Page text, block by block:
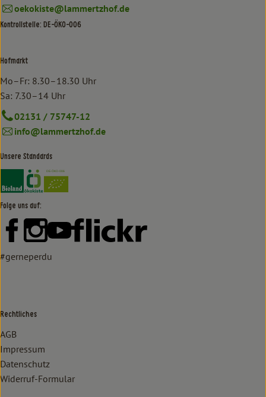
oekokiste@lammertzhof.de
Kontrollstelle: DE-ÖKO-006
Hofmarkt
Mo–Fr: 8.30–18.30 Uhr
Sa: 7.30–14 Uhr
02131 / 75747-12
info@lammertzhof.de
Unsere Standards
Externer Link zu https://www.bioland.de/verbraucher
Externer Link zu https://www.oekokiste.de/
Folge uns auf:
Externer Link zu https://www.facebook.com/lammertzhof/
Externer Link zu https://www.instagram.com/
Externer Link zu https://www.youtube.com/
Externer Link zu https://
#gerneperdu
Rechtliches
AGB
Impressum
Datenschutz
Widerruf-Formular